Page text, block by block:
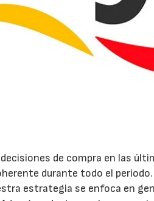
de compra en las
durante todo el
estrategia se enfoca en